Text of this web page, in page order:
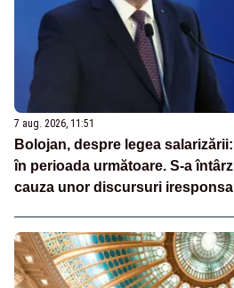
7 aug. 2026, 11:51
Bolojan, despre legea
în perioada următoare. S-a
cauza unor discursuri